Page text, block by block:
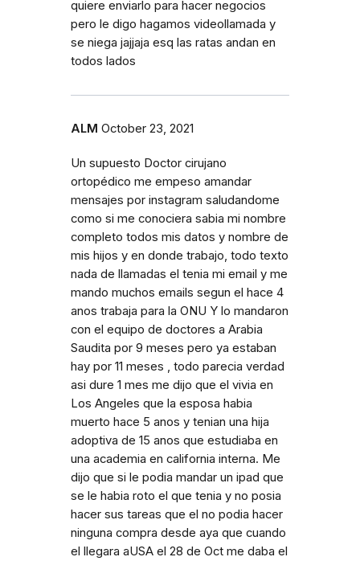
quiere enviarlo para hacer negocios
pero le digo hagamos videollamada y
se niega jajjaja esq las ratas andan en
todos lados
ALM October 23, 2021
Un supuesto Doctor cirujano
ortopédico me empeso amandar
mensajes por instagram saludandome
como si me conociera sabia mi nombre
completo todos mis datos y nombre de
mis hijos y en donde trabajo, todo texto
nada de llamadas el tenia mi email y me
mando muchos emails segun el hace 4
anos trabaja para la ONU Y lo mandaron
con el equipo de doctores a Arabia
Saudita por 9 meses pero ya estaban
hay por 11 meses , todo parecia verdad
asi dure 1 mes me dijo que el vivia en
Los Angeles que la esposa habia
muerto hace 5 anos y tenian una hija
adoptiva de 15 anos que estudiaba en
una academia en california interna. Me
dijo que si le podia mandar un ipad que
se le habia roto el que tenia y no posia
hacer sus tareas que el no podia hacer
ninguna compra desde aya que cuando
el llegara aUSA el 28 de Oct me daba el